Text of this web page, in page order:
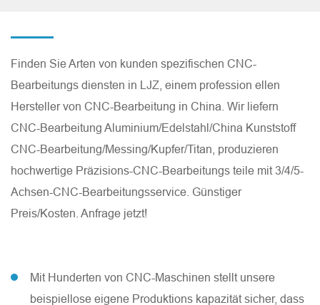
Finden Sie Arten von kunden spezifischen CNC-
Bearbeitungs diensten in LJZ, einem profession ellen
Hersteller von CNC-Bearbeitung in China. Wir liefern
CNC-Bearbeitung Aluminium/Edelstahl/China Kunststoff
CNC-Bearbeitung/Messing/Kupfer/Titan, produzieren
hochwertige Präzisions-CNC-Bearbeitungs teile mit 3/4/5-
Achsen-CNC-Bearbeitungsservice. Günstiger
Preis/Kosten. Anfrage jetzt!
Mit Hunderten von CNC-Maschinen stellt unsere
beispiellose eigene Produktions kapazität sicher, dass